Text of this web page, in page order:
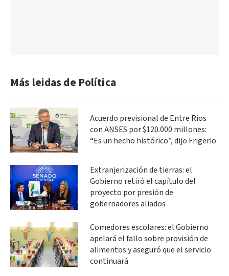
Más leidas de Política
Acuerdo previsional de Entre Ríos
con ANSES por $120.000 millones:
“Es un hecho histórico”, dijo Frigerio
Extranjerización de tierras: el
Gobierno retiró el capítulo del
proyecto por presión de
gobernadores aliados
Comedores escolares: el Gobierno
apelará el fallo sobre provisión de
alimentos y aseguró que el servicio
continuará